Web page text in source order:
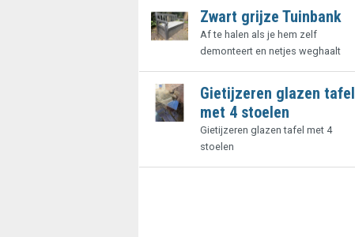
Zwart grijze Tuinbank
Af te halen als je hem zelf
demonteert en netjes weghaalt
Gietijzeren glazen tafel
met 4 stoelen
Gietijzeren glazen tafel met 4
stoelen